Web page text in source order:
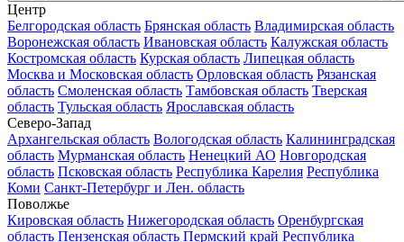
Центр
Белгородская область Брянская область Владимирская область
Воронежская область Ивановская область Калужская область
Костромская область Курская область Липецкая область
Москва и Московская область Орловская область Рязанская
область Смоленская область Тамбовская область Тверская
область Тульская область Ярославская область
Северо-Запад
Архангельская область Вологодская область Калининградская
область Мурманская область Ненецкий АО Новгородская
область Псковская область Республика Карелия Республика
Коми Санкт-Петербург и Лен. область
Поволжье
Кировская область Нижегородская область Оренбургская
область Пензенская область Пермский край Республика